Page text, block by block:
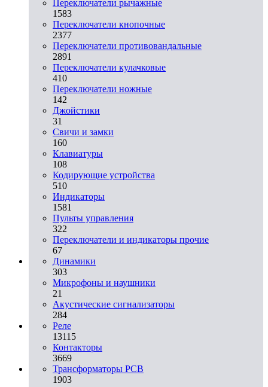
Переключатели рычажные
1583
Переключатели кнопочные
2377
Переключатели противовандальные
2891
Переключатели кулачковые
410
Переключатели ножные
142
Джойстики
31
Свичи и замки
160
Клавиатуры
108
Кодирующие устройства
510
Индикаторы
1581
Пульты управления
322
Переключатели и индикаторы прочие
67
Динамики
303
Микрофоны и наушники
21
Акустические сигнализаторы
284
Реле
13115
Контакторы
3669
Трансформаторы PCB
1903